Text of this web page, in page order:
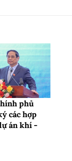
phủ
các hợp
án khí -